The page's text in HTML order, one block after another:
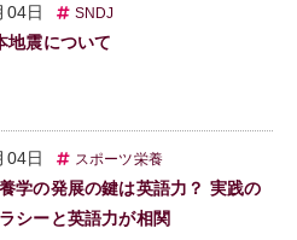
04日 SNDJ
地震について
04日 スポーツ栄養
学の発展の鍵は英語力？ 実践の
シーと英語力が相関